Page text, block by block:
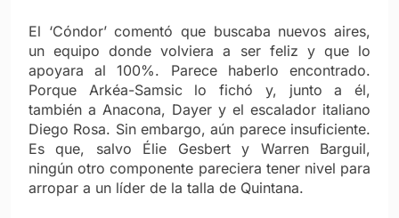
El ‘Cóndor’ comentó que buscaba nuevos aires,
un equipo donde volviera a ser feliz y que lo
apoyara al 100%. Parece haberlo encontrado.
Porque Arkéa-Samsic lo fichó y, junto a él,
también a Anacona, Dayer y el escalador italiano
Diego Rosa. Sin embargo, aún parece insuficiente.
Es que, salvo Élie Gesbert y Warren Barguil,
ningún otro componente pareciera tener nivel para
arropar a un líder de la talla de Quintana.